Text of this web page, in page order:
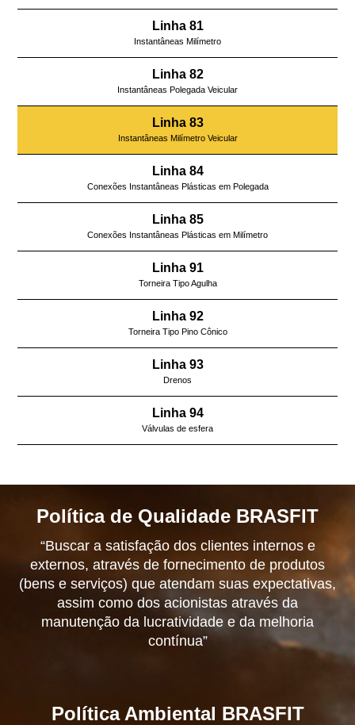
Linha 81
Instantâneas Milímetro
Linha 82
Instantâneas Polegada Veicular
Linha 83
Instantâneas Milímetro Veicular
Linha 84
Conexões Instantâneas Plásticas em Polegada
Linha 85
Conexões Instantâneas Plásticas em Milímetro
Linha 91
Torneira Tipo Agulha
Linha 92
Torneira Tipo Pino Cônico
Linha 93
Drenos
Linha 94
Válvulas de esfera
Política de Qualidade BRASFIT
“Buscar a satisfação dos clientes internos e
externos, através de fornecimento de produtos
(bens e serviços) que atendam suas expectativas,
assim como dos acionistas através da
manutenção da lucratividade e da melhoria
contínua”
Política Ambiental BRASFIT